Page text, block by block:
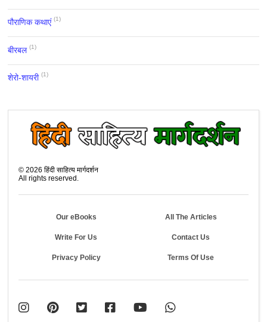
पौराणिक कथाएं (1)
बीरबल (1)
शेरो-शायरी (1)
©2026 हिंदी साहित्य मार्गदर्शन
All rights reserved.
Our eBooks All The Articles
Write For Us Contact Us
Privacy Policy Terms Of Use